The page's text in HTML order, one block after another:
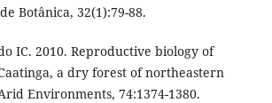
Botânica, 32(1):79-88.
IC. 2010. Reproductive biology of
a dry forest of northeastern
Environments, 74:1374-1380.